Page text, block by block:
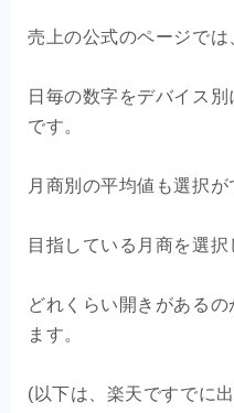
売上の公式のページでは
日毎の数字をデバイス
です。
月商別の平均値も選択が
目指している月商を選
どれくらい開きがある
ます。
(以下は、楽天ですでに